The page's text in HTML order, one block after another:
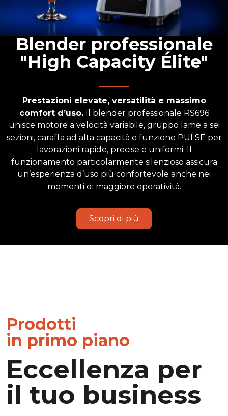
Blender professionale
"High Capacity Élite"
Prestazioni elevate, versatilità e massimo
comfort d’uso.Il blender professionale RS696
unisce motore a velocità variabile, gruppo lame a sei
sezioni, caraffa ad alta capacità e funzione PULSE per
lavorazioni rapide, precise e uniformi. Il
funzionamento particolarmente silenzioso assicura
un’esperienza d’uso più confortevole anche nei
momenti di maggiore operatività.
Scopri di più
Prodotti
in primo piano
Eccellenza per
il tuo business